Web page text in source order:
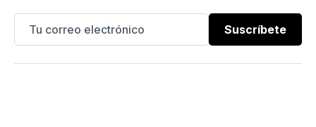
Suscríbete